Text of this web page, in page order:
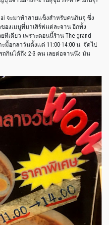
จะมาท้าสายเเข็งสำหรับคนกินจุ ซึ่ง
งเมนูที่มาเสิร์ฟเเต่ละจาน อีกทั้ง
เดียว เพราะตอนนี้ร้าน The grand
มื้อกลาวันตั้งเเต่ 11:00-14:00 น. จัดไป
ถกินได้ถึง 2-3 คน เลยต่อจานนึง มัน